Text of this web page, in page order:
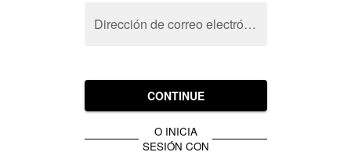
Dirección de correo electrónico
CONTINUE
O INICIA
SESIÓN CON